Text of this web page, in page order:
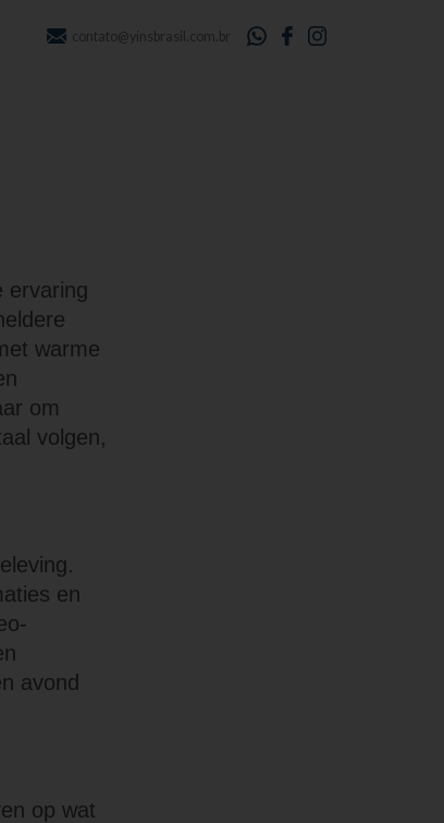
contato@yinsbrasil.com.br
ervaring
warme
om
volgen,
en
avond
op wat